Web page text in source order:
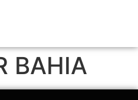
BAHIA